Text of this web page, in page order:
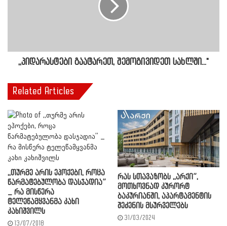
,,პიდარასტები გაატარეთ, შემოგივიდეთ სახლში..."
Related Articles
,,თურმე არის ეპოქები, როცა
წარმატებულობა დასჯადია”
_ რა მისწერა
ტელეწამყვანმა კახი
კახიშვილს
13/07/2018
რას სთავაზობს ,,არქი”,
მოთხოვნად კურორტ
ბაკურიანში, აპარტამენტის
შეძენის მსურველებს
31/03/2024